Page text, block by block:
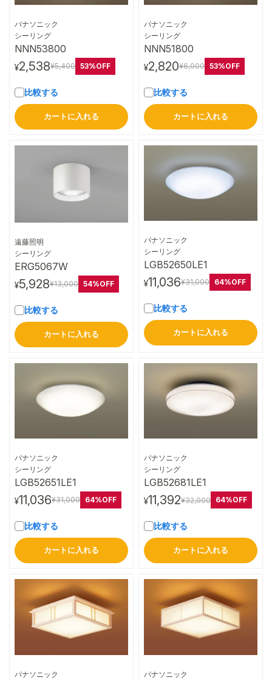
パナソニック
シーリング
NNN53800
¥2,538¥5,400 53%OFF
比較する
カートに入れる
パナソニック
シーリング
NNN51800
¥2,820¥6,000 53%OFF
比較する
カートに入れる
遠藤照明
シーリング
ERG5067W
¥5,928¥13,000 54%OFF
比較する
カートに入れる
パナソニック
シーリング
LGB52650LE1
¥11,036¥31,000 64%OFF
比較する
カートに入れる
パナソニック
シーリング
LGB52651LE1
¥11,036¥31,000 64%OFF
比較する
カートに入れる
パナソニック
シーリング
LGB52681LE1
¥11,392¥32,000 64%OFF
比較する
カートに入れる
パナソニック
パナソニック